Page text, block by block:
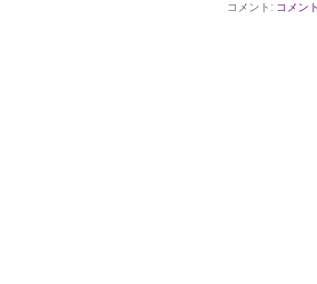
コメント: コメン